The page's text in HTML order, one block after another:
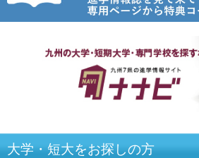
大学・短大をお探しの方